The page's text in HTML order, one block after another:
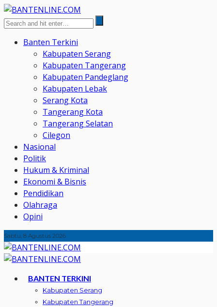
Banten Terkini
Kabupaten Serang
Kabupaten Tangerang
Kabupaten Pandeglang
Kabupaten Lebak
Serang Kota
Tangerang Kota
Tangerang Selatan
Cilegon
Nasional
Politik
Hukum & Kriminal
Ekonomi & Bisnis
Pendidikan
Olahraga
Opini
Sabtu, 8 Agustus 2026
BANTEN TERKINI
Kabupaten Serang
Kabupaten Tangerang